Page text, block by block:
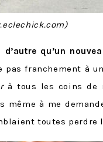
d’autre qu’un
pas franchement à
à tous les coins de
même à me
toutes perdre